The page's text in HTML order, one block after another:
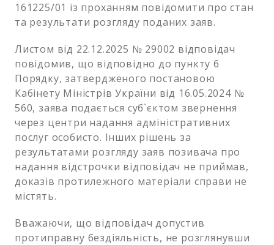
161225/01 із проханням повідомити про стан
та результати розгляду поданих заяв.
Листом від 22.12.2025 № 29002 відповідач
повідомив, що відповідно до пункту 6
Порядку, затвердженого постановою
Кабінету Міністрів України від 16.05.2024 №
560, заява подається суб`єктом звернення
через центри надання адміністративних
послуг особисто. Інших рішень за
результатами розгляду заяв позивача про
надання відстрочки відповідач не приймав,
доказів протилежного матеріали справи не
містять.
Вважаючи, що відповідач допустив
протиправну бездіяльність, не розглянувши